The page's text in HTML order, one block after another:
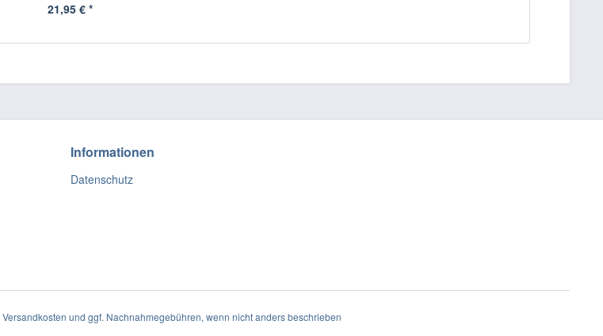
21,95 € *
Informationen
Datenschutz
Versandkosten und ggf. Nachnahmegebühren, wenn nicht anders beschrieben